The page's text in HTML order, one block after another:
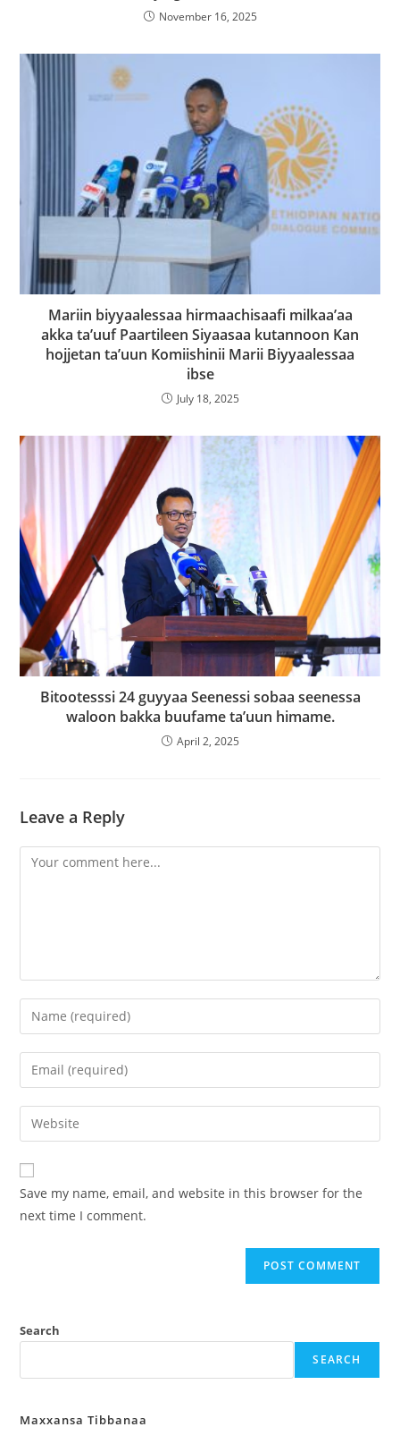
November 16, 2025
Mariin biyyaalessaa hirmaachisaafi milkaa’aa
akka ta’uuf Paartileen Siyaasaa kutannoon Kan
hojjetan ta’uun Komiishinii Marii Biyyaalessaa
ibse
July 18, 2025
Bitootesssi 24 guyyaa Seenessi sobaa seenessa
waloon bakka buufame ta’uun himame.
April 2, 2025
Leave a Reply
Save my name, email, and website in this browser for the
next time I comment.
Search
SEARCH
Maxxansa Tibbanaa